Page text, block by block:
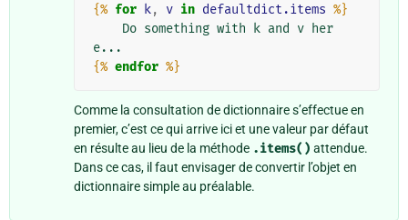
{% for k, v in defaultdict.items %}
{% endfor %}
Comme la consultation de dictionnaire s’effectue en
premier, c’est ce qui arrive ici et une valeur par défaut
en résulte au lieu de la méthode .items() attendue.
Dans ce cas, il faut envisager de convertir l’objet en
dictionnaire simple au préalable.